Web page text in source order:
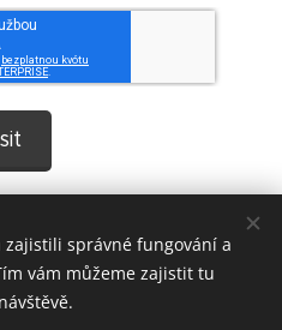
zajistili správné fungování a
vám můžeme zajistit tu